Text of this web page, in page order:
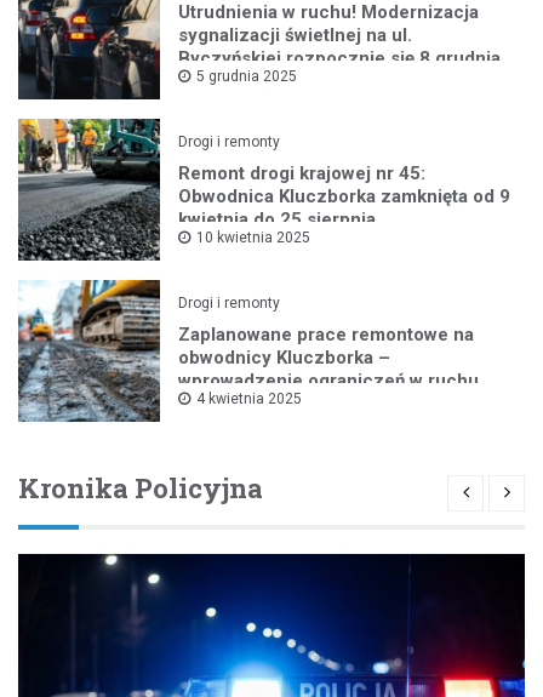
Utrudnienia w ruchu! Modernizacja
sygnalizacji świetlnej na ul.
Byczyńskiej rozpocznie się 8 grudnia
5 grudnia 2025
Drogi i remonty
Remont drogi krajowej nr 45:
Obwodnica Kluczborka zamknięta od 9
kwietnia do 25 sierpnia
10 kwietnia 2025
Drogi i remonty
Zaplanowane prace remontowe na
obwodnicy Kluczborka –
wprowadzenie ograniczeń w ruchu
drogowym
4 kwietnia 2025
Kronika Policyjna